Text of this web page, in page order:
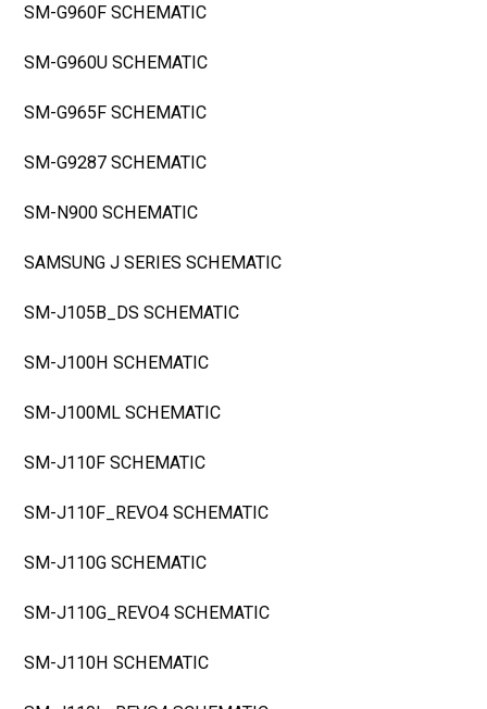
SM-G960F SCHEMATIC
SM-G960U SCHEMATIC
SM-G965F SCHEMATIC
SM-G9287 SCHEMATIC
SM-N900 SCHEMATIC
SAMSUNG J SERIES SCHEMATIC
SM-J105B_DS SCHEMATIC
SM-J100H SCHEMATIC
SM-J100ML SCHEMATIC
SM-J110F SCHEMATIC
SM-J110F_REVO4 SCHEMATIC
SM-J110G SCHEMATIC
SM-J110G_REVO4 SCHEMATIC
SM-J110H SCHEMATIC